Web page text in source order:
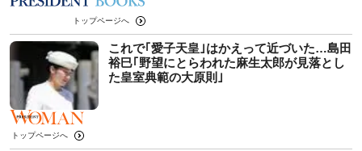
トップページへ
これで｢愛子天皇｣はかえって近づいた…島田
裕巳｢野望にとらわれた麻生太郎が見落とし
た皇室典範の大原則｣
トップページへ